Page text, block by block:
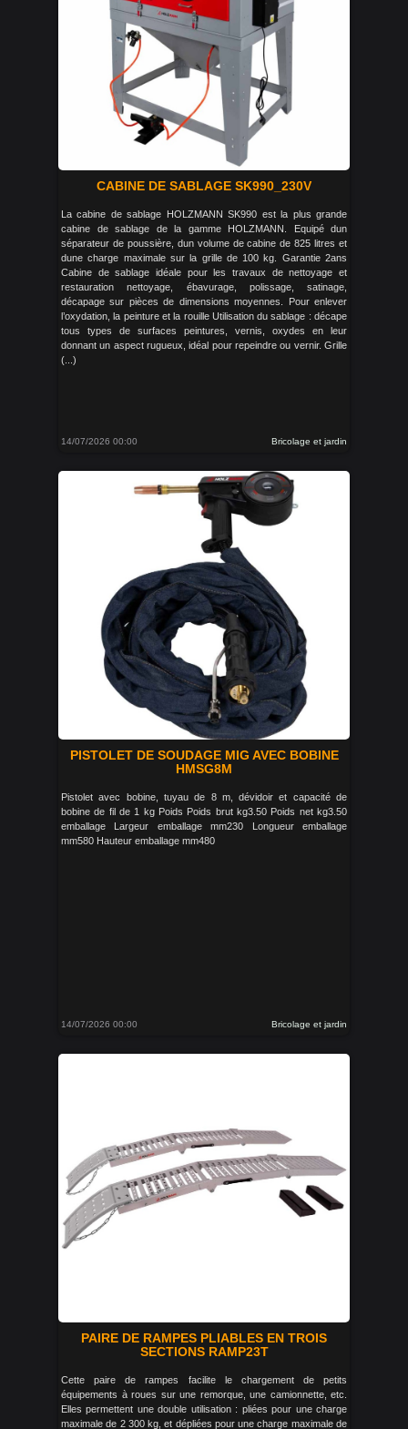
CABINE DE SABLAGE SK990_230V
La cabine de sablage HOLZMANN SK990 est la plus grande
cabine de sablage de la gamme HOLZMANN. Equipé dun
séparateur de poussière, dun volume de cabine de 825 litres et
dune charge maximale sur la grille de 100 kg. Garantie 2ans
Cabine de sablage idéale pour les travaux de nettoyage et
restauration nettoyage, ébavurage, polissage, satinage,
décapage sur pièces de dimensions moyennes. Pour enlever
l’oxydation, la peinture et la rouille Utilisation du sablage : décape
tous types de surfaces peintures, vernis, oxydes en leur
donnant un aspect rugueux, idéal pour repeindre ou vernir. Grille
(...)
14/07/2026 00:00 Bricolage et jardin
PISTOLET DE SOUDAGE MIG AVEC BOBINE
HMSG8M
Pistolet avec bobine, tuyau de 8 m, dévidoir et capacité de
bobine de fil de 1 kg Poids Poids brut kg3.50 Poids net kg3.50
emballage Largeur emballage mm230 Longueur emballage
mm580 Hauteur emballage mm480
14/07/2026 00:00 Bricolage et jardin
PAIRE DE RAMPES PLIABLES EN TROIS
SECTIONS RAMP23T
Cette paire de rampes facilite le chargement de petits
équipements à roues sur une remorque, une camionnette, etc.
Elles permettent une double utilisation : pliées pour une charge
maximale de 2 300 kg, et dépliées pour une charge maximale de